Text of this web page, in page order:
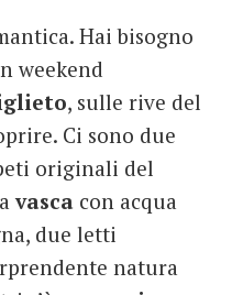
Hai bisogno
weekend
, sulle rive del
Ci sono due
originali del
vasca con acqua
due letti
natura